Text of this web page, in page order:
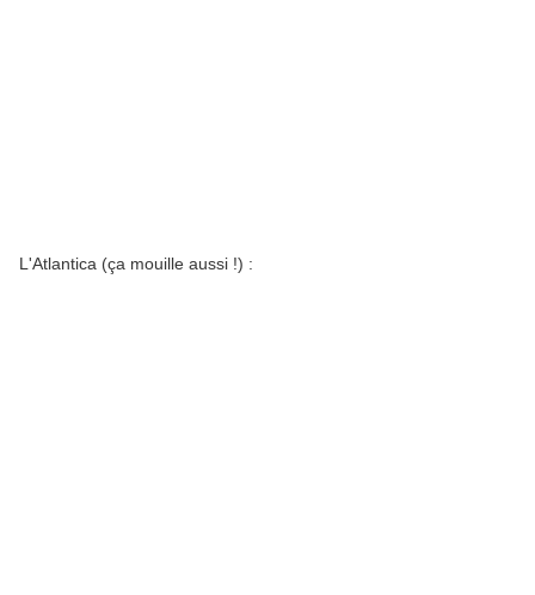
L'Atlantica (ça mouille aussi !) :